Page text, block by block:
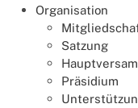
Organisation
Satzung
Präsidium